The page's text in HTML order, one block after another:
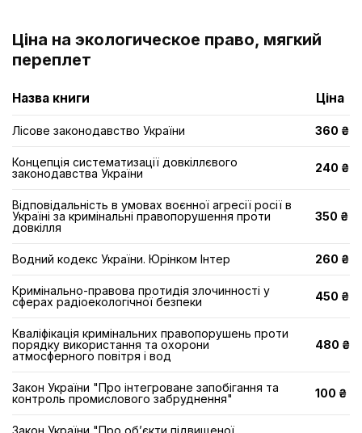
Ціна на экологическое право, мягкий
переплет
Назва книги Ціна
Лісове законодавство України 360 ₴
Концепція систематизації довкіллєвого
законодавства України
240 ₴
Відповідальність в умовах воєнної агресії росії в
Україні за кримінальні правопорушення проти
довкілля
350 ₴
Водний кодекс України. Юрінком Інтер 260 ₴
Кримінально-правова протидія злочинності у
сферах радіоекологічної безпеки
450 ₴
Кваліфікація кримінальних правопорушень проти
порядку використання та охорони
атмосферного повітря і вод
480 ₴
Закон України "Про інтегроване запобігання та
контроль промислового забруднення"
100 ₴
Закон України "Про об’єкти підвищеної